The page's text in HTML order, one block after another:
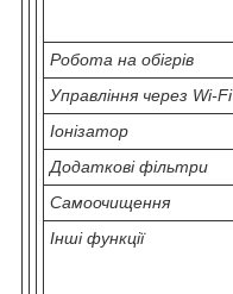
Робота на обігрів
Управління через Wi-Fi
Іонізатор
Додаткові фільтри
Самоочищення
Інші функції